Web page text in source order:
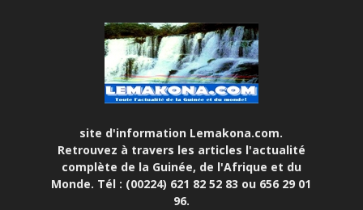
site d'information Lemakona.com.
Retrouvez à travers les articles l'actualité
complète de la Guinée, de l'Afrique et du
Monde. Tél : (00224) 621 82 52 83 ou 656 29 01
96.